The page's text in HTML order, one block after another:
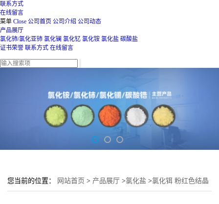
联系方式
在线留言
菜单 Close 公司首页 公司介绍 公司动态
产品展厅
氯化铈/氯化亚铈 氯化镧 氯化钇 氯化铵 氯化盐 碳酸盐
证书荣誉 联系方式 在线留言
您当前的位置： 网站首页 > 产品展厅 >氯化盐 >氯化铒 粉红色结晶